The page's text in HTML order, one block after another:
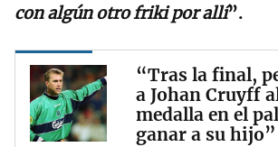
con algún otro friki por allí”.
“Tras la final,
a Johan Cruyff
medalla en el
ganar a su hijo”